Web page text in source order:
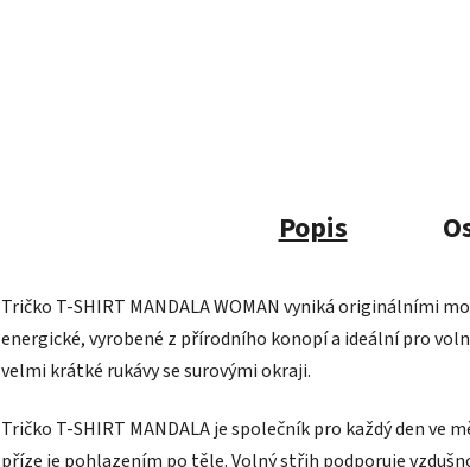
Popis
Tričko T-SHIRT MANDALA WOMAN vyniká originálními
energické, vyrobené z přírodního konopí a ideální pro
velmi krátké rukávy se surovými okraji.
Tričko T-SHIRT MANDALA je společník pro každý den ve
příze je pohlazením po těle. Volný střih podporuje